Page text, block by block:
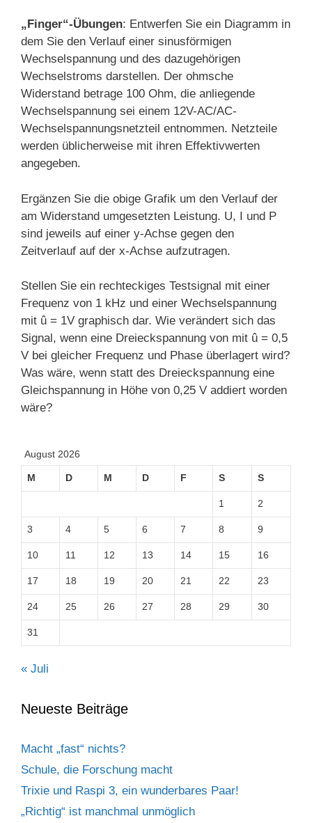
„Finger“-Übungen: Entwerfen Sie ein Diagramm in
dem Sie den Verlauf einer sinusförmigen
Wechselspannung und des dazugehörigen
Wechselstroms darstellen. Der ohmsche
Widerstand betrage 100 Ohm, die anliegende
Wechselspannung sei einem 12V-AC/AC-
Wechselspannungsnetzteil entnommen. Netzteile
werden üblicherweise mit ihren Effektivwerten
angegeben.
Ergänzen Sie die obige Grafik um den Verlauf der
am Widerstand umgesetzten Leistung. U, I und P
sind jeweils auf einer y-Achse gegen den
Zeitverlauf auf der x-Achse aufzutragen.
Stellen Sie ein rechteckiges Testsignal mit einer
Frequenz von 1 kHz und einer Wechselspannung
mit û = 1V graphisch dar. Wie verändert sich das
Signal, wenn eine Dreieckspannung von mit û = 0,5
V bei gleicher Frequenz und Phase überlagert wird?
Was wäre, wenn statt des Dreieckspannung eine
Gleichspannung in Höhe von 0,25 V addiert worden
wäre?
August 2026
M D M D F S S
1 2
3 4 5 6 7 8 9
10 11 12 13 14 15 16
17 18 19 20 21 22 23
24 25 26 27 28 29 30
31
« Juli
Neueste Beiträge
Macht „fast“ nichts?
Schule, die Forschung macht
Trixie und Raspi 3, ein wunderbares Paar!
„Richtig“ ist manchmal unmöglich